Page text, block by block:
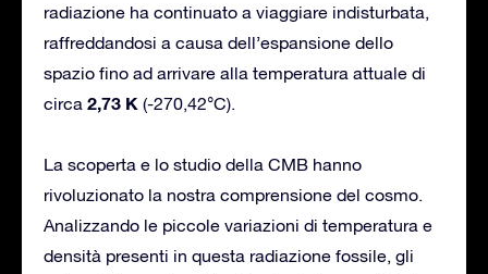
radiazione ha continuato a viaggiare indisturbata,
raffreddandosi a causa dell’espansione dello
spazio fino ad arrivare alla temperatura attuale di
circa 2,73 K (-270,42°C).
La scoperta e lo studio della CMB hanno
rivoluzionato la nostra comprensione del cosmo.
Analizzando le piccole variazioni di temperatura e
densità presenti in questa radiazione fossile, gli